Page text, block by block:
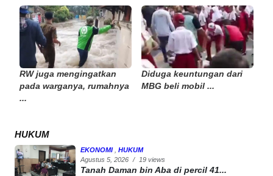
RW juga mengingatkan
pada warganya, rumahnya
...
Diduga keuntungan dari
MBG beli mobil ...
HUKUM
EKONOMI
HUKUM
Agustus 5, 2026 / 19 views
Tanah Daman bin Aba di percil 41...